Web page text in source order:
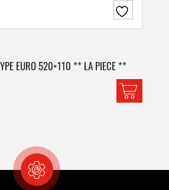
EURO 520×110 ** LA PIECE **